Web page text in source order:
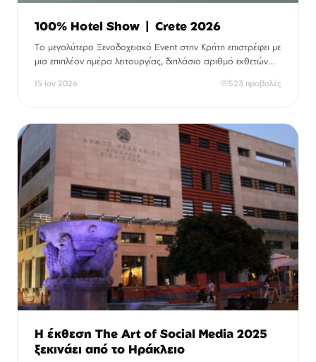
100% Hotel Show | Crete 2026
Το μεγαλύτερο Ξενοδοχειακό Event στην Κρήτη επιστρέφει με
μια επιπλέον ημέρα λειτουργίας, διπλάσιο αριθμό εκθετών
15 Ιαν 2026 523 προβολές
Η έκθεση The Art of Social Media 2025
ξεκινάει από το Ηράκλειο